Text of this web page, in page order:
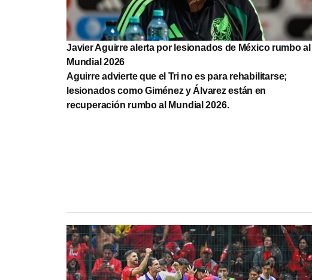
Javier Aguirre alerta por lesionados de México rumbo al
Mundial 2026
Aguirre advierte que el Tri no es para rehabilitarse;
lesionados como Giménez y Álvarez están en
recuperación rumbo al Mundial 2026.